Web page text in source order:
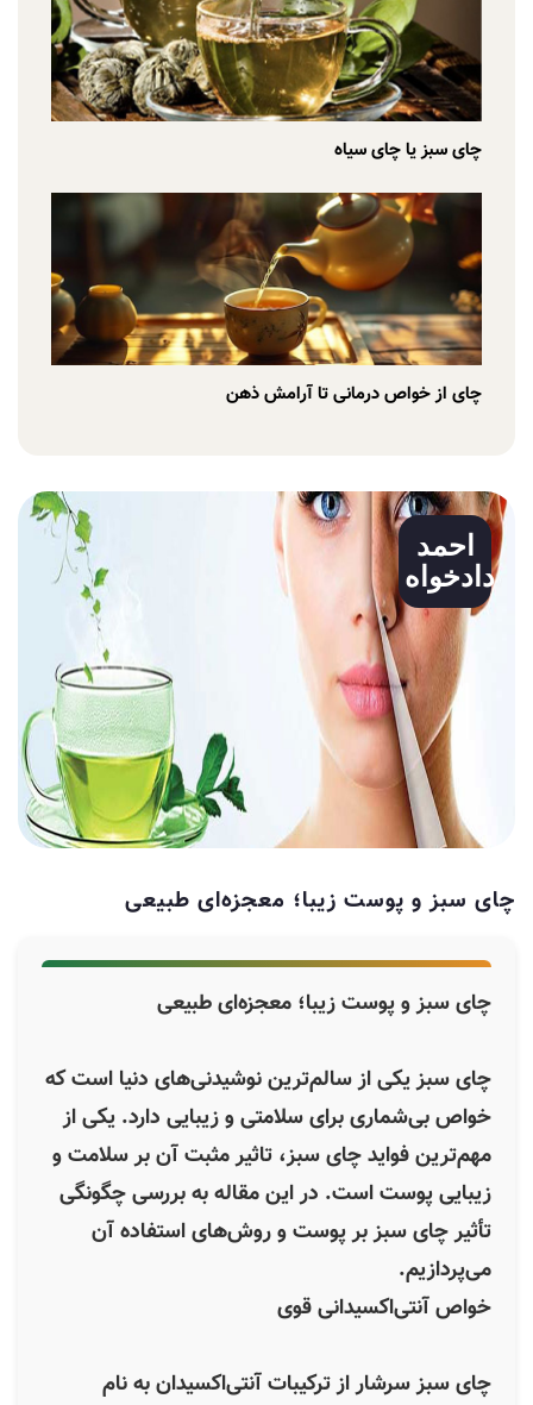
چای سبز یا چای سیاه
چای از خواص درمانی تا آرامش ذهن
احمد
دادخواه
چای سبز و پوست زیبا؛ معجزه‌ای طبیعی
چای سبز و پوست زیبا؛ معجزه‌ای طبیعی
چای سبز یکی از سالم‌ترین نوشیدنی‌های دنیا است که
خواص بی‌شماری برای سلامتی و زیبایی دارد. یکی از
مهم‌ترین فواید چای سبز، تاثیر مثبت آن بر سلامت و
زیبایی پوست است. در این مقاله به بررسی چگونگی
تأثیر چای سبز بر پوست و روش‌های استفاده آن
می‌پردازیم.
خواص آنتی‌اکسیدانی قوی
چای سبز سرشار از ترکیبات آنتی‌اکسیدان به نام